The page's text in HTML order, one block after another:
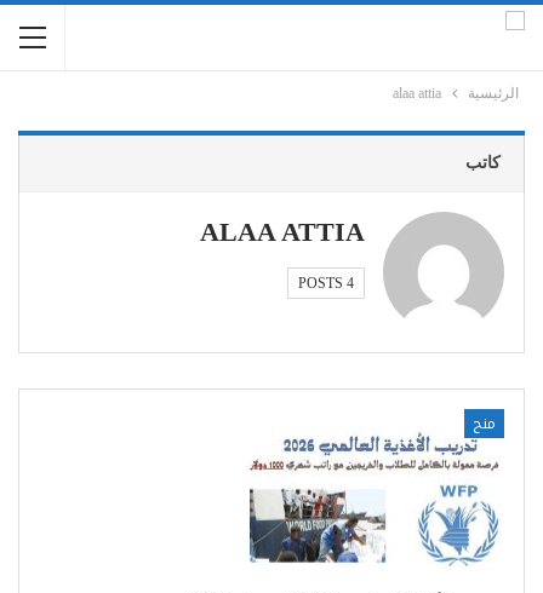
الرئيسية alaa attia
كاتب
ALAA ATTIA
4 POSTS
منح